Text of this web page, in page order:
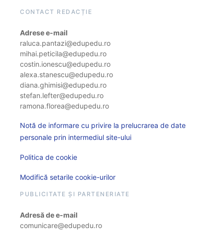
CONTACT REDACȚIE
Adrese e-mail
raluca.pantazi@edupedu.ro
mihai.peticila@edupedu.ro
costin.ionescu@edupedu.ro
alexa.stanescu@edupedu.ro
diana.ghimisi@edupedu.ro
stefan.lefter@edupedu.ro
ramona.florea@edupedu.ro
Notă de informare cu privire la prelucrarea de date
personale prin intermediul site-ului
Politica de cookie
Modifică setarile cookie-urilor
PUBLICITATE ȘI PARTENERIATE
Adresă de e-mail
comunicare@edupedu.ro